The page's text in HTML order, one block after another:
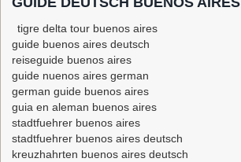
tigre delta tour buenos aires
guide buenos aires deutsch
reiseguide buenos aires
guide nuenos aires german
german guide buenos aires
guia en aleman buenos aires
stadtfuehrer buenos aires
stadtfuehrer buenos aires deutsch
kreuzhahrten buenos aires deutsch